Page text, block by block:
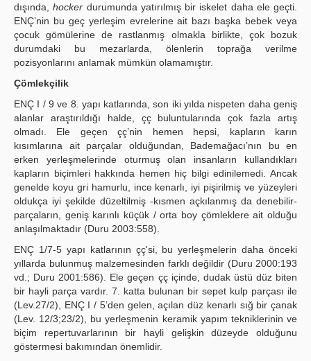
dışında,hocker durumunda yatırılmış bir iskelet daha ele geçti.
ENÇ’nin bu geç yerleşim evrelerine ait bazı başka bebek veya
çocuk gömülerine de rastlanmış olmakla birlikte, çok bozuk
durumdaki bu mezarlarda, ölenlerin toprağa verilme
pozisyonlarını anlamak mümkün olamamıştır.
Çömlekçilik
ENÇ I / 9 ve 8. yapı katlarında, son iki yılda nispeten daha geniş
alanlar araştırıldığı halde, çç buluntularında çok fazla artış
olmadı. Ele geçen çç’nin hemen hepsi, kapların karın
kısımlarına ait parçalar olduğundan, Bademağacı’nın bu en
erken yerleşmelerinde oturmuş olan insanların kullandıkları
kapların biçimleri hakkında hemen hiç bilgi edinilemedi. Ancak
genelde koyu gri hamurlu, ince kenarlı, iyi pişirilmiş ve yüzeyleri
oldukça iyi şekilde düzeltilmiş -kısmen açkılanmış da denebilir-
parçaların, geniş karınlı küçük / orta boy çömleklere ait olduğu
anlaşılmaktadır (Duru 2003:558).
ENÇ 1/7-5 yapı katlarının çç'si, bu yerleşmelerin daha önceki
yıllarda bulunmuş malzemesinden farklı değildir (Duru 2000:193
vd.; Duru 2001:586). Ele geçen çç içinde, dudak üstü düz biten
bir hayli parça vardır. 7. katta bulunan bir sepet kulp parçası ile
(Lev.27/2), ENÇ I / 5’den gelen, açılan düz kenarlı sığ bir çanak
(Lev. 12/3;23/2), bu yerleşmenin keramik yapım tekniklerinin ve
biçim repertuvarlarının bir hayli gelişkin düzeyde olduğunu
göstermesi bakımından önemlidir.